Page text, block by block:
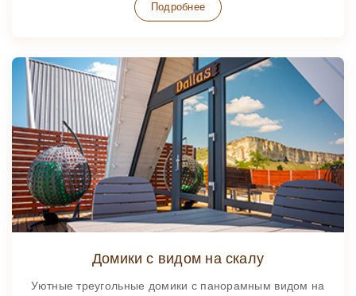
Подробнее
Домики с видом на скалу
Уютные треугольные домики с панорамным видом на